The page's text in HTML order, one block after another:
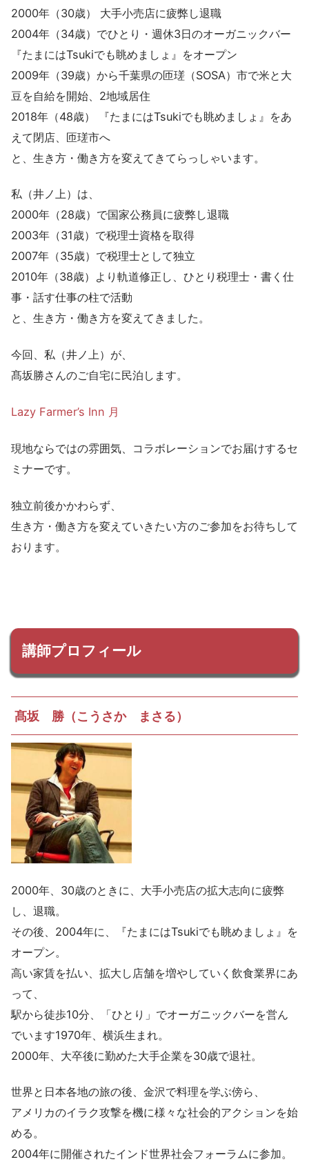
2000年（30歳） 大手小売店に疲弊し退職
2004年（34歳）でひとり・週休3日のオーガニックバー
『たまにはTsukiでも眺めましょ』をオープン
2009年（39歳）から千葉県の匝瑳（SOSA）市で米と大
豆を自給を開始、2地域居住
2018年（48歳） 『たまにはTsukiでも眺めましょ』をあ
えて閉店、匝瑳市へ
と、生き方・働き方を変えてきてらっしゃいます。
私（井ノ上）は、
2000年（28歳）で国家公務員に疲弊し退職
2003年（31歳）で税理士資格を取得
2007年（35歳）で税理士として独立
2010年（38歳）より軌道修正し、ひとり税理士・書く仕
事・話す仕事の柱で活動
と、生き方・働き方を変えてきました。
今回、私（井ノ上）が、
髙坂勝さんのご自宅に民泊します。
Lazy Farmer’s Inn 月
現地ならではの雰囲気、コラボレーションでお届けするセ
ミナーです。
独立前後かかわらず、
生き方・働き方を変えていきたい方のご参加をお待ちして
おります。
講師プロフィール
髙坂 勝（こうさか まさる）
2000年、30歳のときに、大手小売店の拡大志向に疲弊
し、退職。
その後、2004年に、『たまにはTsukiでも眺めましょ』を
オープン。
高い家賃を払い、拡大し店舗を増やしていく飲食業界にあ
って、
駅から徒歩10分、「ひとり」でオーガニックバーを営ん
でいます1970年、横浜生まれ。
2000年、大卒後に勤めた大手企業を30歳で退社。
世界と日本各地の旅の後、金沢で料理を学ぶ傍ら、
アメリカのイラク攻撃を機に様々な社会的アクションを始
める。
2004年に開催されたインド世界社会フォーラムに参加。